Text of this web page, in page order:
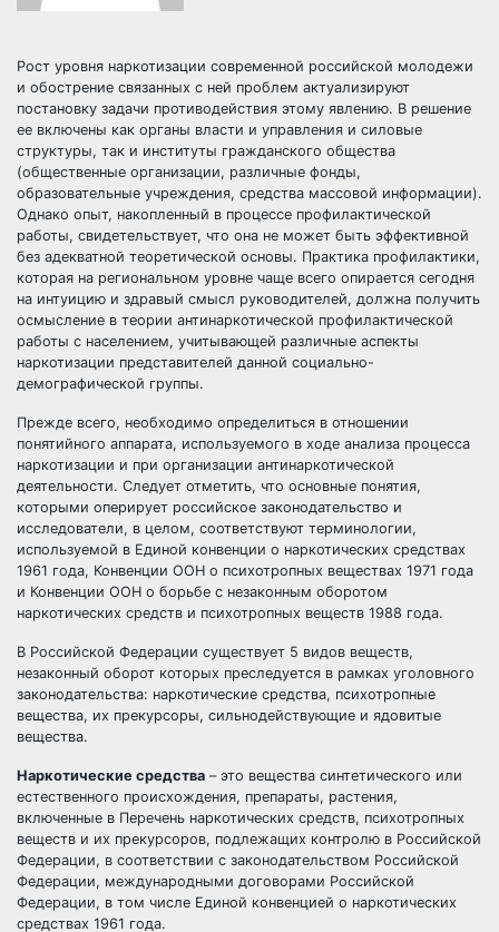
Рост уровня наркотизации современной российской молодежи
и обострение связанных с ней проблем актуализируют
постановку задачи противодействия этому явлению. В решение
ее включены как органы власти и управления и силовые
структуры, так и институты гражданского общества
(общественные организации, различные фонды,
образовательные учреждения, средства массовой информации).
Однако опыт, накопленный в процессе профилактической
работы, свидетельствует, что она не может быть эффективной
без адекватной теоретической основы. Практика профилактики,
которая на региональном уровне чаще всего опирается сегодня
на интуицию и здравый смысл руководителей, должна получить
осмысление в теории антинаркотической профилактической
работы с населением, учитывающей различные аспекты
наркотизации представителей данной социально-
демографической группы.
Прежде всего, необходимо определиться в отношении
понятийного аппарата, используемого в ходе анализа процесса
наркотизации и при организации антинаркотической
деятельности. Следует отметить, что основные понятия,
которыми оперирует российское законодательство и
исследователи, в целом, соответствуют терминологии,
используемой в Единой конвенции о наркотических средствах
1961 года, Конвенции ООН о психотропных веществах 1971 года
и Конвенции ООН о борьбе с незаконным оборотом
наркотических средств и психотропных веществ 1988 года.
В Российской Федерации существует 5 видов веществ,
незаконный оборот которых преследуется в рамках уголовного
законодательства: наркотические средства, психотропные
вещества, их прекурсоры, сильнодействующие и ядовитые
вещества.
Наркотические средства – это вещества синтетического или
естественного происхождения, препараты, растения,
включенные в Перечень наркотических средств, психотропных
веществ и их прекурсоров, подлежащих контролю в Российской
Федерации, в соответствии с законодательством Российской
Федерации, международными договорами Российской
Федерации, в том числе Единой конвенцией о наркотических
средствах 1961 года.